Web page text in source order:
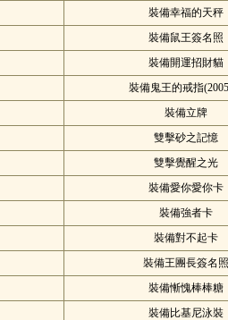
裝備幸福的天秤
裝備鼠王簽名照
裝備開運招財貓
裝備鬼王的戒指
裝備立牌
雙擊砂之記憶
雙擊覺醒之光
裝備愛你愛你卡
裝備強者卡
裝備對不起卡
裝備王團長簽名照
裝備慚愧棒棒糖
裝備比基尼泳裝